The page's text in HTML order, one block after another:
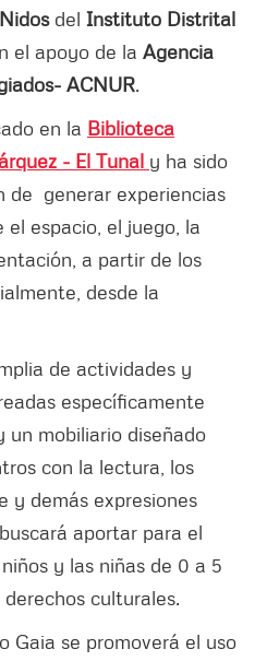
del Instituto Distrital
el apoyo de la Agencia
ACNUR.
en la Biblioteca
- El Tunal y ha sido
de generar experiencias
el espacio, el juego, la
a partir de los
desde la
de actividades y
específicamente
un mobiliario diseñado
con la lectura, los
y demás expresiones
aportar para el
y las niñas de 0 a 5
culturales.
Gaia se promoverá el uso